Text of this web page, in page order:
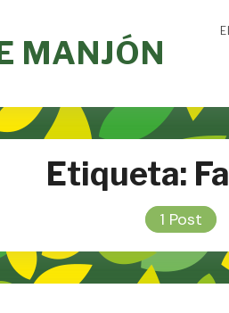
MANJÓN
Etiqueta:
1 Post